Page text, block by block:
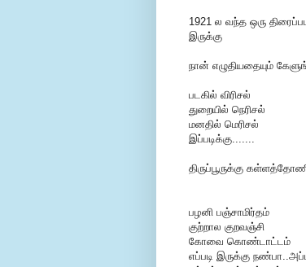
1921 ல வந்த ஒரு
இருக்கு
நான் எழுதியதையும்
படகில் விரிசல்
துறையில் நெரிசல்
மனதில் மெரிசல்
இப்படிக்கு.......
திருப்பூருக்கு
பழனி பஞ்சாமிர்தம்
குற்றால குறவஞ்சி
கோவை கொண்டாட்டம்
எப்படி இருக்கு